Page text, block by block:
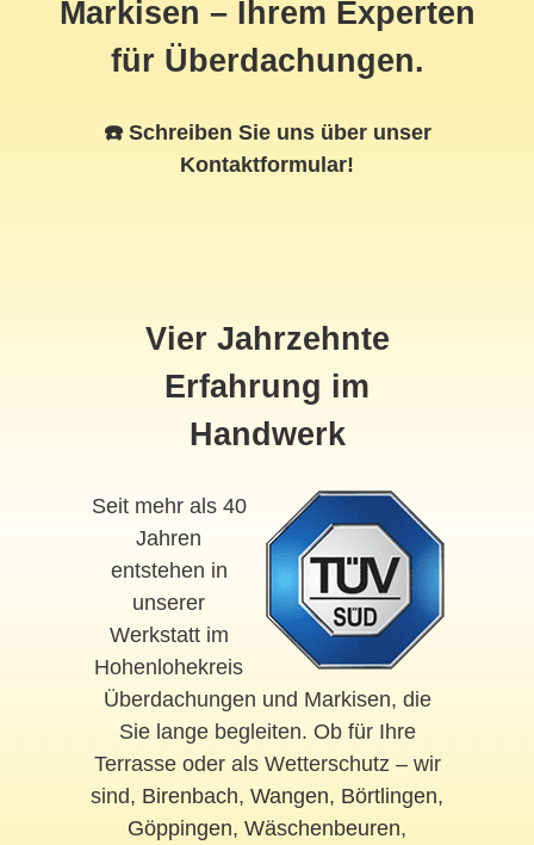
Markisen – Ihrem Experten
für Überdachungen.
☎️ Schreiben Sie uns über unser
Kontaktformular!
Vier Jahrzehnte
Erfahrung im
Handwerk
Seit mehr als 40
Jahren
entstehen in
unserer
Werkstatt im
Hohenlohekreis
Überdachungen und Markisen, die
Sie lange begleiten. Ob für Ihre
Terrasse oder als Wetterschutz – wir
sind, Birenbach, Wangen, Börtlingen,
Göppingen, Wäschenbeuren,